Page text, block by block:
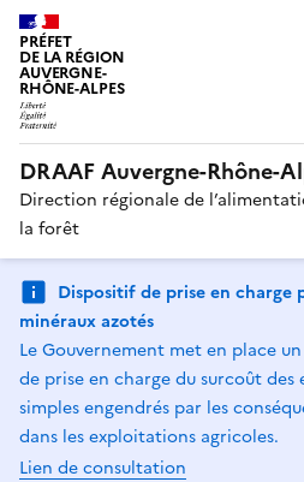
PRÉFET
DE LA RÉGION
AUVERGNE-
RHÔNE-ALPES
DRAAF Auvergne-Rhône-
Direction régionale de
la forêt
Dispositif de prise en charge
minéraux azotés
Le Gouvernement met en place
de prise en charge du surcoût des
simples engendrés par les
dans les exploitations agricoles.
Lien de consultation